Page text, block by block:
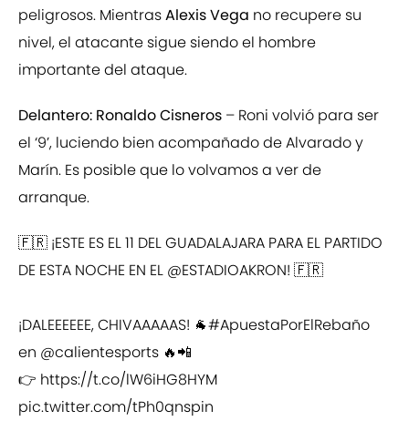
peligrosos. MientrasAlexis Vega no recupere su
nivel, el atacante sigue siendo el hombre
importante del ataque.
Delantero: Ronaldo Cisneros – Roni volvió para ser
el ‘9’, luciendo bien acompañado de Alvarado y
Marín. Es posible que lo volvamos a ver de
arranque.
🇫🇷 ¡ESTE ES EL 11 DEL GUADALAJARA PARA EL PARTIDO
DE ESTA NOCHE EN EL @ESTADIOAKRON! 🇫🇷
¡DALEEEEEE, CHIVAAAAAS! 🐐#ApuestaPorElRebaño
en @calientesports 🔥📲
👉 https://t.co/lW6iHG8HYM
pic.twitter.com/tPh0qnspin